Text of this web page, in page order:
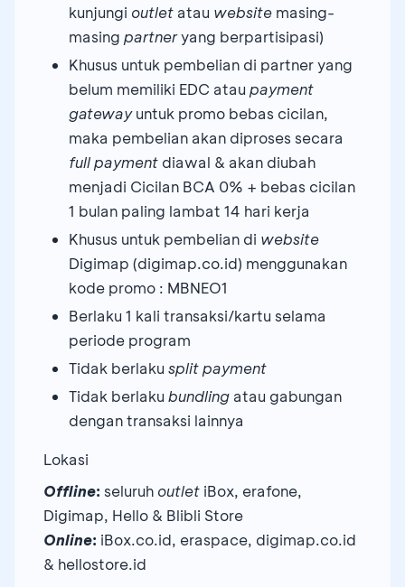
kunjungi outlet atau website masing-
masing partneryang berpartisipasi)
Khusus untuk pembelian di partner yang
belum memiliki EDC atau payment
gatewayuntuk promo bebas cicilan,
maka pembelian akan diproses secara
full payment diawal & akan diubah
menjadi Cicilan BCA 0% + bebas cicilan
1 bulan paling lambat 14 hari kerja
Khusus untuk pembelian di website
Digimap (digimap.co.id) menggunakan
kode promo : MBNEO1
Berlaku 1 kali transaksi/kartu selama
periode program
Tidak berlaku split payment
Tidak berlaku bundling atau gabungan
dengan transaksi lainnya
Lokasi
Offline: seluruh outlet iBox, erafone,
Digimap, Hello & Blibli Store
Online: iBox.co.id, eraspace, digimap.co.id
& hellostore.id